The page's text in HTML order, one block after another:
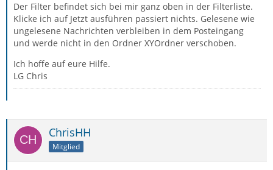
Der Filter befindet sich bei mir ganz oben in der Filterliste.
Klicke ich auf Jetzt ausführen passiert nichts. Gelesene wie
ungelesene Nachrichten verbleiben in dem Posteingang
und werde nicht in den Ordner XYOrdner verschoben.
Ich hoffe auf eure Hilfe.
LG Chris
ChrisHH
Mitglied